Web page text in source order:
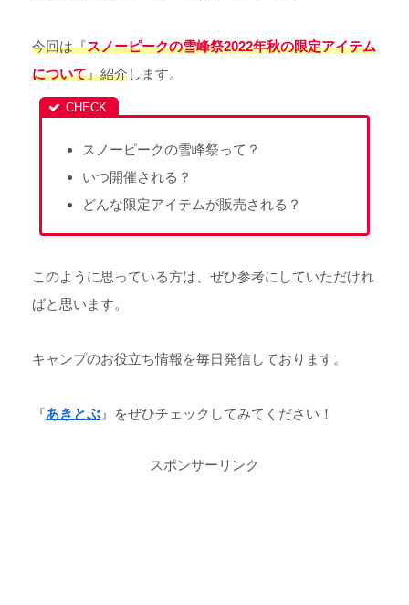
今回は『スノーピークの雪峰祭2022年秋の限定アイテム
について』紹介します。
スノーピークの雪峰祭って？
いつ開催される？
どんな限定アイテムが販売される？
このように思っている方は、ぜひ参考にしていただけれ
ばと思います。
キャンプのお役立ち情報を毎日発信しております。
『あきとぶ 』をぜひチェックしてみてください！
スポンサーリンク